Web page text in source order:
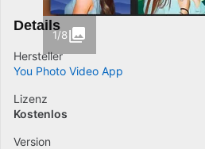
1/8
Details
Hersteller
You Photo Video App
Lizenz
Kostenlos
Version